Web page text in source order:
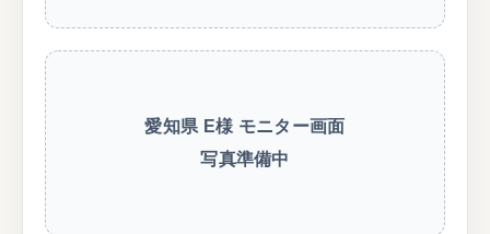
愛知県 E様 モニター画面
写真準備中